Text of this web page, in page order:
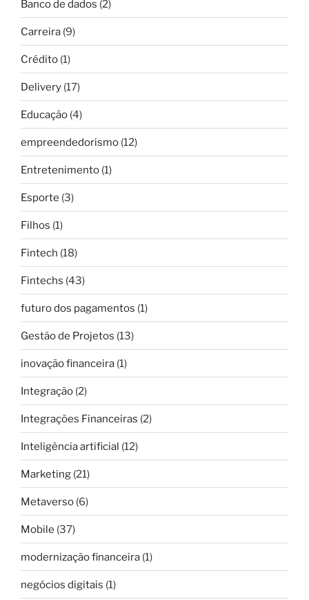
Banco de dados (2)
Carreira (9)
Crédito (1)
Delivery (17)
Educação (4)
empreendedorismo (12)
Entretenimento (1)
Esporte (3)
Filhos (1)
Fintech (18)
Fintechs (43)
futuro dos pagamentos (1)
Gestão de Projetos (13)
inovação financeira (1)
Integração (2)
Integrações Financeiras (2)
Inteligência artificial (12)
Marketing (21)
Metaverso (6)
Mobile (37)
modernização financeira (1)
negócios digitais (1)